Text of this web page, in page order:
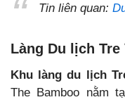
Tin liên quan:
Làng Du lịch
Khu làng du lịch
The Bamboo nằm